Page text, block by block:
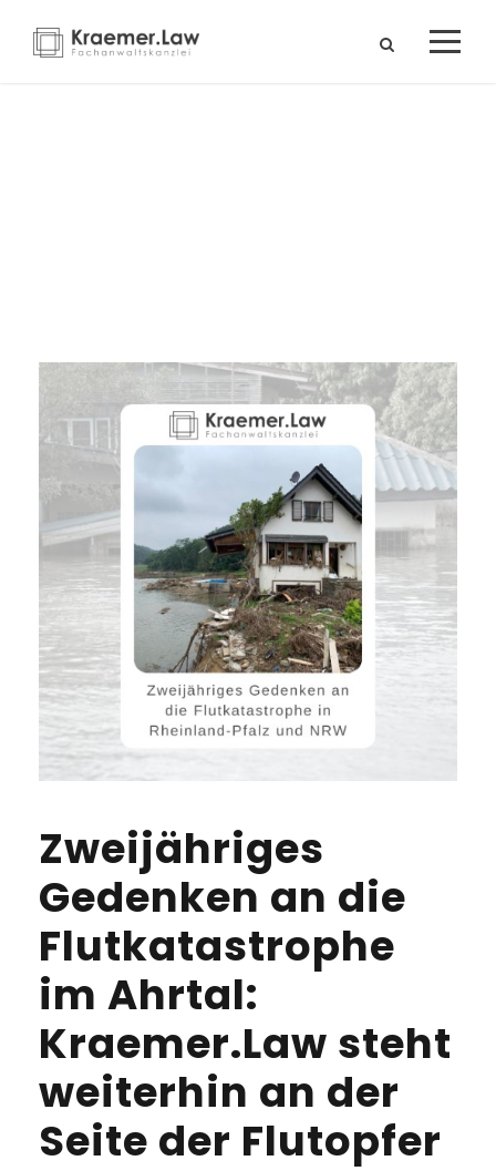
Zweijähriges
Gedenken an die
Flutkatastrophe
im Ahrtal:
Kraemer.Law steht
weiterhin an der
Seite der Flutopfer